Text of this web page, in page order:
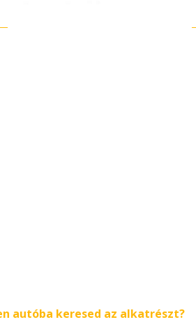
autóba keresed az alkatrészt?